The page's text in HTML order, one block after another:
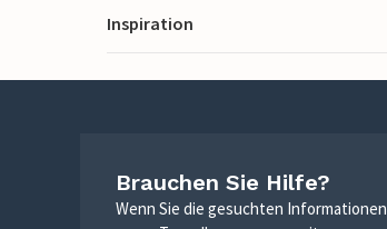
Inspiration
Brauchen Sie Hilfe?
Wenn Sie die gesuchten